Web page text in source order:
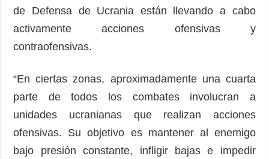
de Defensa de Ucrania están llevando a cabo
activamente acciones ofensivas y
contraofensivas.
“En ciertas zonas, aproximadamente una cuarta
parte de todos los combates involucran a
unidades ucranianas que realizan acciones
ofensivas. Su objetivo es mantener al enemigo
bajo presión constante, infligir bajas e impedir